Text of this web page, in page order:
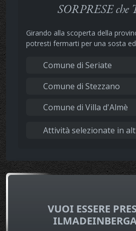
SORPRESE
Girando alla scoperta della
potresti fermarti per una sosta
Comune di Seriate
Comune di Stezzano
Comune di Villa d'Almè
Attività selezionate in
VUOI ESSERE